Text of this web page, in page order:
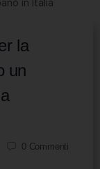
in Italia
la
un
0 Commenti